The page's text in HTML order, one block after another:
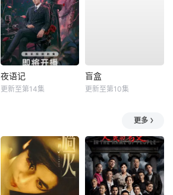
夜语记
更新至第14集
盲盒
更新至第10集
更多